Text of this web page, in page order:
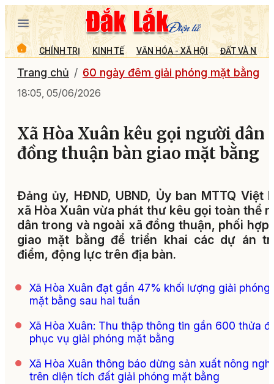
CHÍNH TRỊ KINH TẾ VĂN HÓA - XÃ HỘI ĐẤT VÀ
Trang chủ 60 ngày đêm giải phóng mặt bằng
18:05, 05/06/2026
Xã Hòa Xuân kêu gọi người dân
đồng thuận bàn giao mặt bằng
Đảng ủy, HĐND, UBND, Ủy ban MTTQ Việt
xã Hòa Xuân vừa phát thư kêu gọi toàn thể
dân trong và ngoài xã đồng thuận, phối hợp
giao mặt bằng để triển khai các dự án
điểm, động lực trên địa bàn.
Xã Hòa Xuân đạt gần 47% khối lượng giải phóng
mặt bằng sau hai tuần
Xã Hòa Xuân: Thu thập thông tin gần 600 thửa
phục vụ giải phóng mặt bằng
Xã Hòa Xuân thông báo dừng sản xuất nông
trên diện tích đất giải phóng mặt bằng